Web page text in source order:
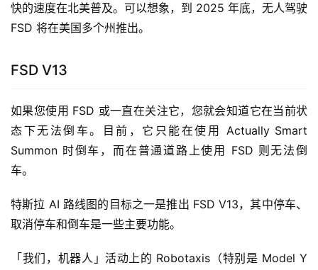
快的速度在北美普及。可以想象，到 2025 年底，无人驾驶
FSD 将在美国多个州推出。
FSD V13
如果您使用 FSD 或一直在关注它，您就会知道它在当前状
态下无法倒车。目前，它只能在使用 Actually Smart
Summon 时倒车，而在普通道路上使用 FSD 则无法倒
车。
特斯拉 AI 路线图的目标之一是推出 FSD V13，其中停车、
取消停车和倒车是一些主要功能。
「我们，机器人」活动上的 Robotaxis（特别是 Model Y